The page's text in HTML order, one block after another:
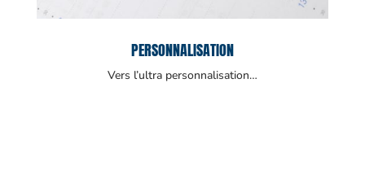
PERSONNALISATION
Vers l’ultra personnalisation…